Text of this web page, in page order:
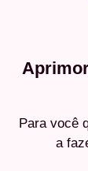
Para você
a